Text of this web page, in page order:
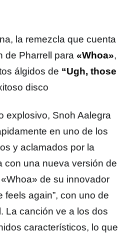
la remezcla que cuenta
de Pharrell para «Whoa»,
álgidos de “Ugh, those
disco
explosivo, Snoh ​​Aalegra
en uno de los
y aclamados por la
con una nueva versión de
de su innovador
feels again”, con uno de
La canción ve a los dos
característicos, lo que